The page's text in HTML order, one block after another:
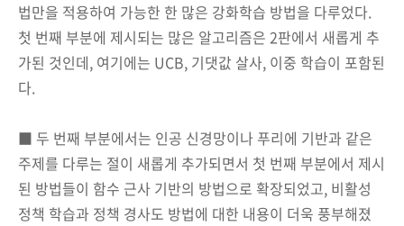
법만을 적용하여 가능한 한 많은 강화학습 방법을 다루었다.
첫 번째 부분에 제시되는 많은 알고리즘은 2판에서 새롭게 추
가된 것인데, 여기에는 UCB, 기댓값 살사, 이중 학습이 포함된
다.
■ 두 번째 부분에서는 인공 신경망이나 푸리에 기반과 같은
주제를 다루는 절이 새롭게 추가되면서 첫 번째 부분에서 제시
된 방법들이 함수 근사 기반의 방법으로 확장되었고, 비활성
정책 학습과 정책 경사도 방법에 대한 내용이 더욱 풍부해졌